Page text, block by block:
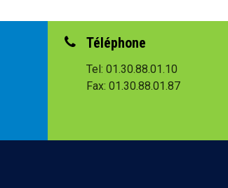
Téléphone
Tel: 01.30.88.01.10
Fax: 01.30.88.01.87